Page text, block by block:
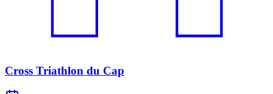
Cross Triathlon du Cap